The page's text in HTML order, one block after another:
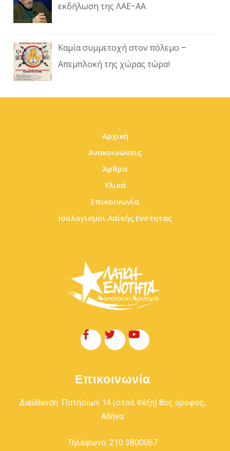
εκδήλωση της ΛΑΕ-ΑΑ
Καμία συμμετοχή στον πόλεμο –
Απεμπλοκή της χώρας τώρα!
Αρχική
Ανακοινώσεις
Άρθρα
Υλικά
Επικοινωνία
Ισολογισμοί Λαϊκής Ενότητας
Επικοινωνία
Διεύθυνση: Πατησίων 14 (στοά Φέξη) 8ος όροφος,
Αθήνα
Τηλέφωνο: 210 3800067